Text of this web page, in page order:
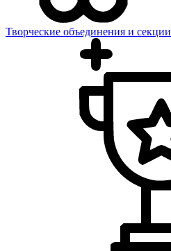
Творческие объединения и секции